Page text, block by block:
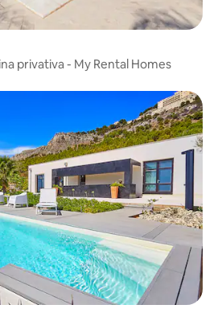
privativa - My Rental Homes